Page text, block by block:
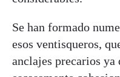
Se han formado
esos ventisqueros,
anclajes precarios ya